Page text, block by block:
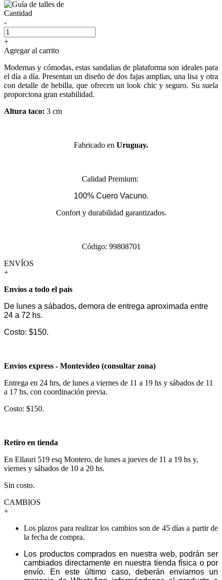
Cantidad
-
+
Agregar al carrito
Modernas y cómodas, estas sandalias de plataforma son ideales para
el día a día. Presentan un diseño de dos fajas amplias, una lisa y otra
con detalle de hebilla, que ofrecen un look chic y seguro. Su suela
proporciona gran estabilidad.
Altura taco: 3 cm
Fabricado en Uruguay.
Calidad Premium:
100% Cuero Vacuno.
Confort y durabilidad garantizados.
Código: 99808701
ENVÍOS
+
Envíos a todo el país
De lunes a sábados, demora de entrega aproximada entre
24 a 72 hs.
Costo: $150.
Envíos express - Montevideo (consultar zona)
Entrega en 24 hrs, de lunes a viernes de 11 a 19 hs y sábados de 11
a 17 hs, con coordinación previa.
Costo: $150.
Retiro en tienda
En Ellauri 519 esq Montero, de lunes a jueves de 11 a 19 hs y,
viernes y sábados de 10 a 20 hs.
Sin costo.
CAMBIOS
+
Los plazos para realizar los cambios son de 45 días a partir de
la fecha de compra.
Los productos comprados en nuestra web, podrán ser
cambiados directamente en nuestra tienda física o por
envío. En este último caso, deberán enviarnos un